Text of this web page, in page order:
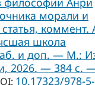
морали и
коммент.
школа
и доп. — М.:
2026. — 384 с.
10.17323/978-5-